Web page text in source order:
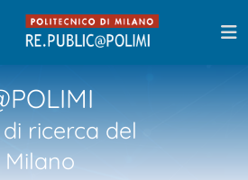
ricerca del